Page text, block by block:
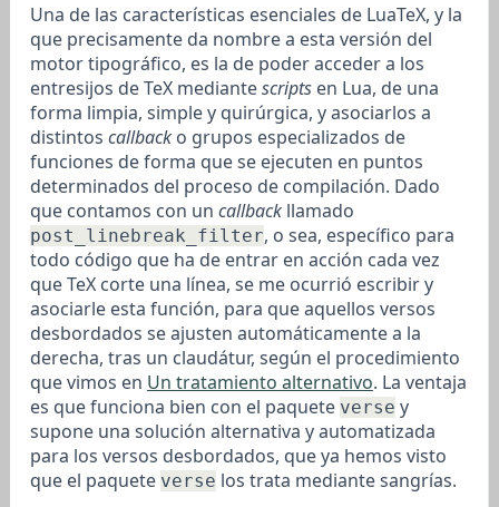
Una de las características esenciales de LuaTeX, y la
que precisamente da nombre a esta versión del
motor tipográfico, es la de poder acceder a los
entresijos de TeX mediantescriptsen Lua, de una
forma limpia, simple y quirúrgica, y asociarlos a
distintos callbacko grupos especializados de
funciones de forma que se ejecuten en puntos
determinados del proceso de compilación. Dado
que contamos con un callbackllamado
post_linebreak_filter, o sea, específico para
todo código que ha de entrar en acción cada vez
que TeX corte una línea, se me ocurrió escribir y
asociarle esta función, para que aquellos versos
desbordados se ajusten automáticamente a la
derecha, tras un claudátur, según el procedimiento
que vimos en Un tratamiento alternativo. La ventaja
es que funciona bien con el paquete verse y
supone una solución alternativa y automatizada
para los versos desbordados, que ya hemos visto
que el paquete verse los trata mediante sangrías.